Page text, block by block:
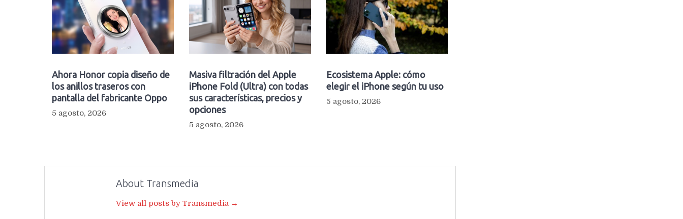
Ahora Honor copia diseño de
los anillos traseros con
pantalla del fabricante Oppo
5 agosto, 2026
Masiva filtración del Apple
iPhone Fold (Ultra) con todas
sus características, precios y
opciones
5 agosto, 2026
Ecosistema Apple: cómo
elegir el iPhone según tu uso
5 agosto, 2026
About Transmedia
View all posts by Transmedia →